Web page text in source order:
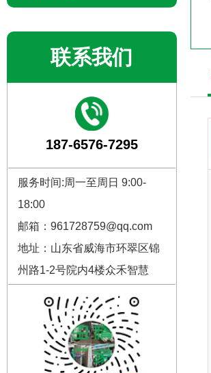
联系我们
187-6576-7295
服务时间:周一至周日 9:00-
18:00
邮箱：961728759@qq.com
地址：山东省威海市环翠区锦
州路1-2号院内4楼众禾智慧